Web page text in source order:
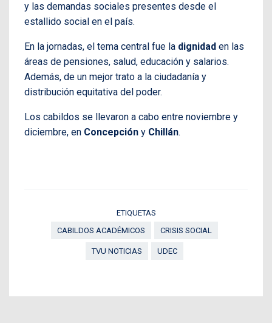
y las demandas sociales presentes desde el
estallido social en el país.
En la jornadas, el tema central fue la dignidad en las
áreas de pensiones, salud, educación y salarios.
Además, de un mejor trato a la ciudadanía y
distribución equitativa del poder.
Los cabildos se llevaron a cabo entre noviembre y
diciembre, en Concepción y Chillán.
ETIQUETAS
CABILDOS ACADÉMICOS
CRISIS SOCIAL
TVU NOTICIAS UDEC